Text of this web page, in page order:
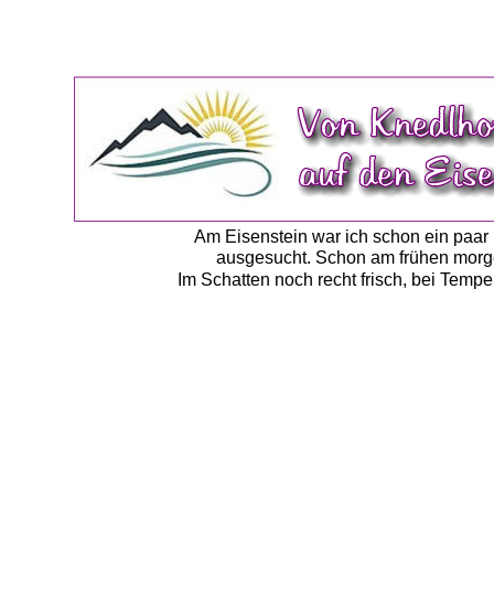
Am Eisenstein war ich schon ein
ausgesucht. Schon am frühen
Im Schatten noch recht frisch, bei